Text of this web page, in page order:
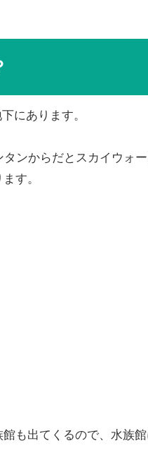
にあります。
ンからだとスカイウォ
す。
も出てくるので、水族